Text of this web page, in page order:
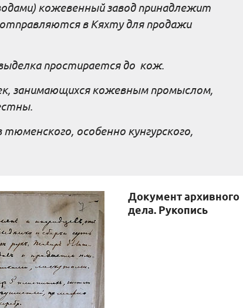
кожевенный завод принадлежит
в Кяхту для продажи
простирается до кож.
занимающихся кожевным промыслом,
особенно кунгурского,
Документ архивного
дела. Рукопись